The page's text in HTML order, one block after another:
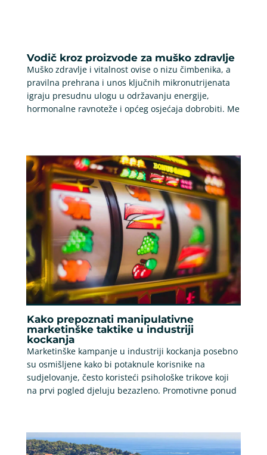
Vodič kroz proizvode za muško zdravlje
Muško zdravlje i vitalnost ovise o nizu čimbenika, a
pravilna prehrana i unos ključnih mikronutrijenata
igraju presudnu ulogu u održavanju energije,
hormonalne ravnoteže i općeg osjećaja dobrobiti. Me
Kako prepoznati manipulativne
marketinške taktike u industriji
kockanja
Marketinške kampanje u industriji kockanja posebno
su osmišljene kako bi potaknule korisnike na
sudjelovanje, često koristeći psihološke trikove koji
na prvi pogled djeluju bezazleno. Promotivne ponud